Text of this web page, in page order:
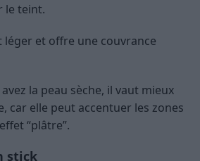
le teint.
léger et offre une couvrance
la peau sèche, il vaut mieux
car elle peut accentuer les zones
“plâtre”.
stick